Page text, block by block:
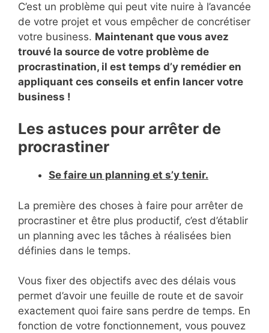
C’est un problème qui peut vite nuire à l’avancée
de votre projet et vous empêcher de concrétiser
votre business. Maintenant que vous avez
trouvé la source de votre problème de
procrastination, il est temps d’y remédier en
appliquant ces conseils et enfin lancer votre
business !
Les astuces pour arrêter de
procrastiner
Se faire un planning et s’y tenir.
La première des choses à faire pour arrêter de
procrastiner et être plus productif, c’est d’établir
un planning avec les tâches à réalisées bien
définies dans le temps.
Vous fixer des objectifs avec des délais vous
permet d’avoir une feuille de route et de savoir
exactement quoi faire sans perdre de temps. En
fonction de votre fonctionnement, vous pouvez